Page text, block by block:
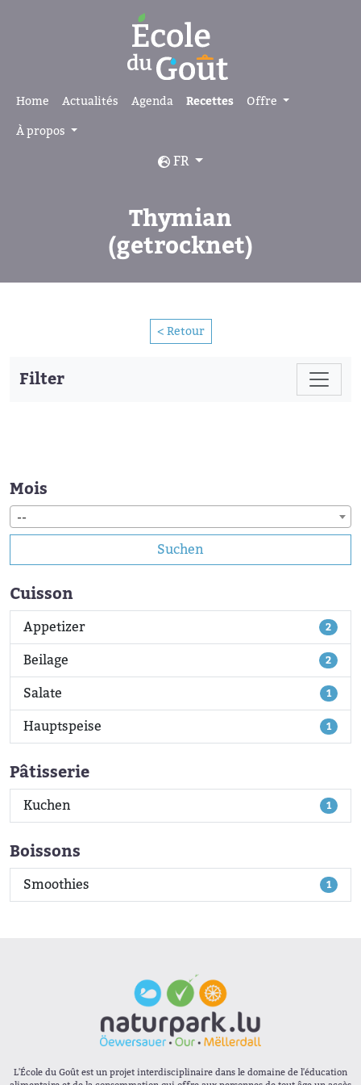
Home Actualités Agenda Recettes Offre
À propos
FR
Thymian
(getrocknet)
< Retour
Filter
Mois
--
Suchen
Cuisson
Appetizer 2
Beilage 2
Salate 1
Hauptspeise 1
Pâtisserie
Kuchen 1
Boissons
Smoothies 1
L'École du Goût est un projet interdisciplinaire dans le domaine de l'éducation